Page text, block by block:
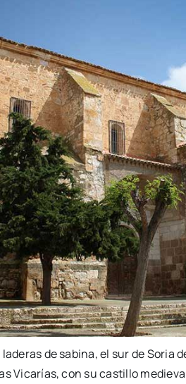
de sabina, el sur de Soria
Vicarías, con su castillo